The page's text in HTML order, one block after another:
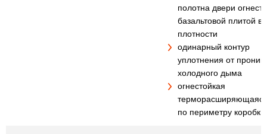
полотна двери
базальтовой плитой
плотности
одинарный контур
уплотнения от
холодного дыма
огнестойкая
по периметру коробки